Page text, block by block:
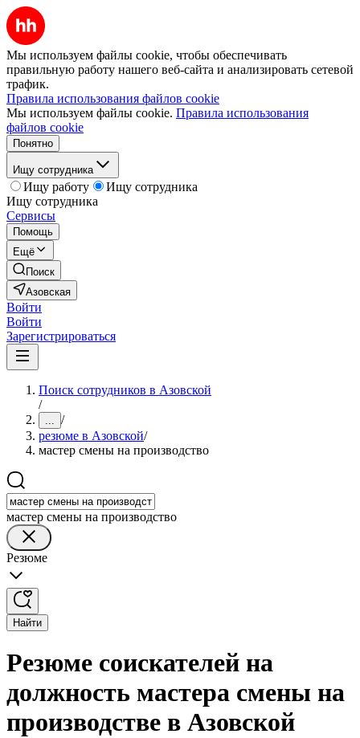
Мы используем файлы cookie, чтобы обеспечивать
правильную работу нашего веб-сайта и анализировать сетевой
трафик.
Правила использования файлов cookie
Мы используем файлы cookie. Правила использования
файлов cookie
Понятно
Ищу сотрудника
Ищу работу
Ищу сотрудника
Ищу сотрудника
Сервисы
Помощь
Ещё
Поиск
Азовская
Войти
Войти
Зарегистрироваться
Поиск сотрудников в Азовской
/
... /
резюме в Азовской/
мастер смены на производство
мастер смены на производство
Резюме
Найти
Резюме соискателей на
должность мастера смены на
производстве в Азовской